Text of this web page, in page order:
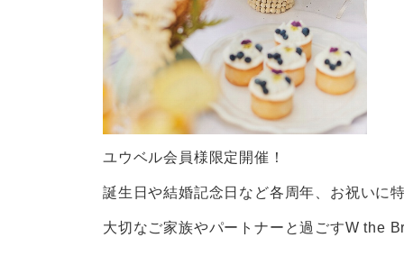
ユウベル会員様限定開催！
誕生日や結婚記念日など各周年、お祝いに
大切なご家族やパートナーと過ごすW the